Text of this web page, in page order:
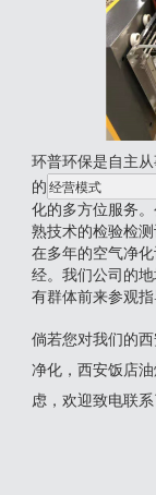
环普环保是自主
的
化的多方位服务
熟技术的检验检
在多年的空气净
经。我们公司的
有群体前来参观指
倘若您对我们的
净化，西安饭店
虑，欢迎致电联